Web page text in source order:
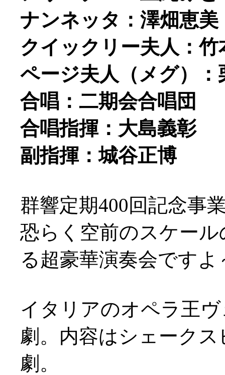
ナンネッタ：澤畑恵美
クイックリー夫人：竹
ページ夫人（メグ）：
合唱：二期会合唱団
合唱指揮：大島義彰
副指揮：城谷正博
群響定期400回記念事
恐らく空前のスケー
る超豪華演奏会です
イタリアのオペラ王
劇。内容はシェーク
劇。